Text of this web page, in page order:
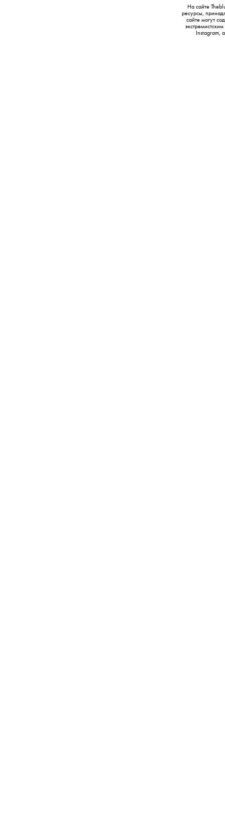
На сайте
ресурсы,
сайте могут
Instagram,